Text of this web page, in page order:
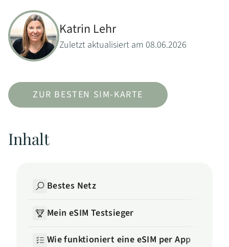
Katrin Lehr
Zuletzt aktualisiert am 08.06.2026
ZUR BESTEN SIM-KARTE
Inhalt
Bestes Netz
Mein eSIM Testsieger
Wie funktioniert eine eSIM per App